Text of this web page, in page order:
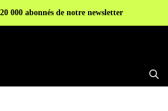
000 abonnés de notre newsletter